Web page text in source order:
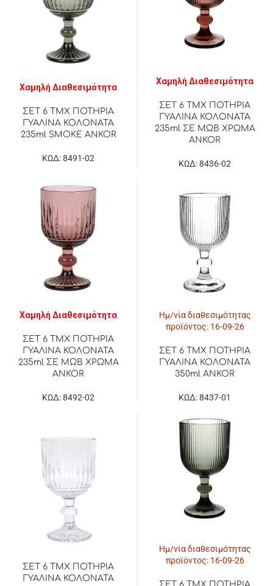
Χαμηλή Διαθεσιμότητα
ΣΕΤ 6 ΤΜΧ ΠΟΤΗΡΙΑ
ΓΥΑΛΙΝΑ ΚΟΛΟΝΑΤΑ
235ml SMOKE ANKOR
ΚΩΔ: 8491-02
Χαμηλή Διαθεσιμότητα
ΣΕΤ 6 ΤΜΧ ΠΟΤΗΡΙΑ
ΓΥΑΛΙΝΑ ΚΟΛΟΝΑΤΑ
235ml ΣΕ ΜΩΒ ΧΡΩΜΑ
ANKOR
ΚΩΔ: 8436-02
Χαμηλή Διαθεσιμότητα
ΣΕΤ 6 ΤΜΧ ΠΟΤΗΡΙΑ
ΓΥΑΛΙΝΑ ΚΟΛΟΝΑΤΑ
235ml ΣΕ ΜΩΒ ΧΡΩΜΑ
ANKOR
ΚΩΔ: 8492-02
Ημ/νία διαθεσιμότητας
προϊόντος: 16-09-26
ΣΕΤ 6 ΤΜΧ ΠΟΤΗΡΙΑ
ΓΥΑΛΙΝΑ ΚΟΛΟΝΑΤΑ
350ml ANKOR
ΚΩΔ: 8437-01
ΣΕΤ 6 ΤΜΧ ΠΟΤΗΡΙΑ
ΓΥΑΛΙΝΑ ΚΟΛΟΝΑΤΑ
Ημ/νία διαθεσιμότητας
προϊόντος: 16-09-26